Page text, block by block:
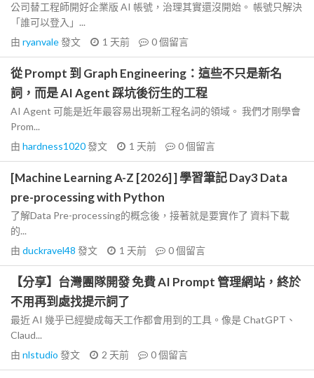
公司替工程師開好企業版 AI 帳號，治理其實還沒開始。 帳號只解決
「誰可以登入」...
由 ryanvale發文 1 天前 0個留言
從 Prompt 到 Graph Engineering：這些不只是新名
詞，而是 AI Agent 踩坑後衍生的工程
AI Agent 可能是近年最容易出現新工程名詞的領域。 我們才剛學會
Prom...
由 hardness1020發文 1 天前 0個留言
[Machine Learning A-Z [2026] ] 學習筆記 Day3 Data
pre-processing with Python
了解Data Pre-processing的概念後，接著就是要實作了 資料下載
的...
由 duckravel48 發文 1 天前 0個留言
【分享】台灣團隊開發 免費 AI Prompt 管理網站，終於
不用再到處找提示詞了
最近 AI 幾乎已經變成每天工作都會用到的工具。像是 ChatGPT、
Claud...
由 nlstudio 發文 2 天前 0個留言